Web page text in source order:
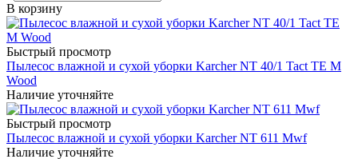
В корзину
Быстрый просмотр
Пылесос влажной и сухой уборки Karcher NT 40/1 Tact TE M
Wood
Наличие уточняйте
Быстрый просмотр
Пылесос влажной и сухой уборки Karcher NT 611 Mwf
Наличие уточняйте